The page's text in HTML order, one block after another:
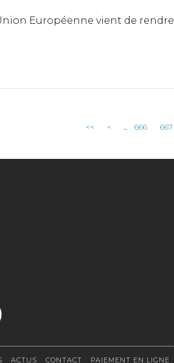
Européenne vient de rendre
<< < ... 666 667
ACTUS CONTACT PAIEMENT EN LIGNE